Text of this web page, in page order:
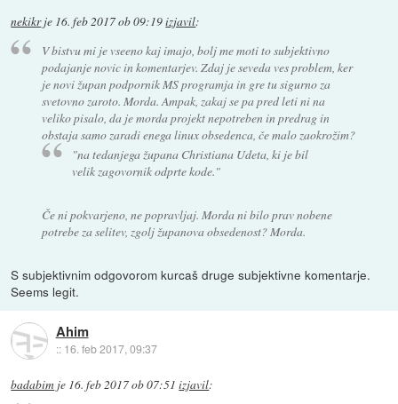
nekikrje 16. feb 2017 ob 09:19izjavil:
V bistvu mi je vseeno kaj imajo, bolj me moti to subjektivno
podajanje novic in komentarjev. Zdaj je seveda ves problem, ker
je novi župan podpornik MS programja in gre tu sigurno za
svetovno zaroto. Morda. Ampak, zakaj se pa pred leti ni na
veliko pisalo, da je morda projekt nepotreben in predrag in
obstaja samo zaradi enega linux obsedenca, če malo zaokrožim?
"na tedanjega župana Christiana Udeta, ki je bil
velik zagovornik odprte kode."
Če ni pokvarjeno, ne popravljaj. Morda ni bilo prav nobene
potrebe za selitev, zgolj županova obsedenost? Morda.
S subjektivnim odgovorom kurcaš druge subjektivne komentarje.
Seems legit.
Ahim
:: 16. feb 2017, 09:37
badabim je 16. feb 2017 ob 07:51 izjavil: